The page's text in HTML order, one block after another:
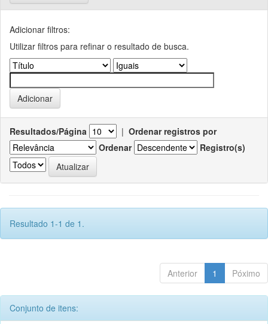
Adicionar filtros:
Utilizar filtros para refinar o resultado de busca.
Resultados/Página | Ordenar registros por
Ordenar
Registro(s)
Resultado 1-1 de 1.
Anterior 1 Póximo
Conjunto de itens: